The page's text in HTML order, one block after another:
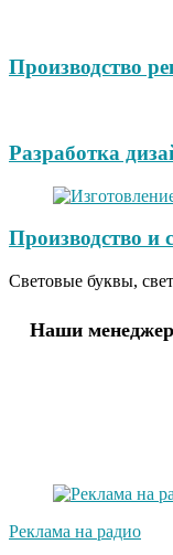
Производство
Разработка
Производство и
Световые буквы,
Наши
Реклама на радио